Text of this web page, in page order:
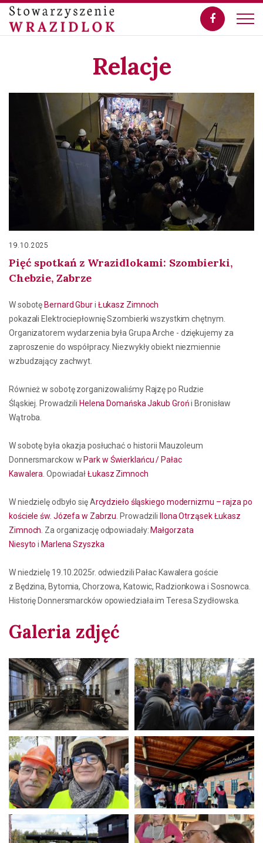
Relacje
19.10.2025
Pięć spotkań z Wrazidlokami: Szombierki,
Chebzie, Zabrze
W sobotę Bernard Gburi Łukasz Zimnoch
pokazali Elektrociepłownię Szombierki wszystkim chętnym.
Organizatorem wydarzenia była Grupa Arche - dziękujemy za
zaproszenie do współpracy. Niezwykły obiekt niezmiennie
wzbudzający zachwyt.
Również w sobotę zorganizowaliśmy Rajzę po Rudzie
Śląskiej. Prowadzili Helena Domańska Jakub Grońi Bronisław
Wątroba.
W sobotę była okazja posłuchać o historii Mauzoleum
Donnersmarckow w Park w Świerklańcu / Pałac
Kawalera . OpowiadałŁukasz Zimnoch
W niedzielę odbyło się Arcydzieło śląskiego modernizmu – rajza po
kościele św. Józefa w Zabrzu . Prowadzili Ilona Otrząsek Łukasz
Zimnoch . Za organizację odpowiadały: Małgorzata
Niesyto i Marlena Szyszka
W niedzielę 19.10.2025r. odwiedzili Pałac Kawalera goście
z Będzina, Bytomia, Chorzowa, Katowic, Radzionkowa i Sosnowca.
Historię Donnersmarcków opowiedziała im Teresa Szydłowska.
Galeria zdjęć